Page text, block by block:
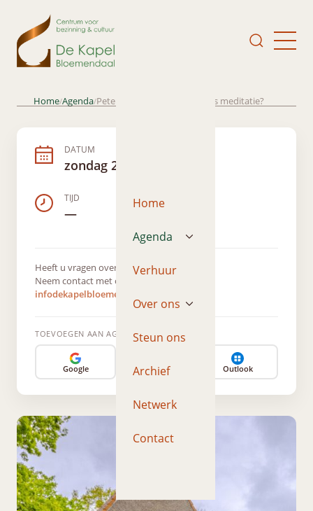
Home
Agenda
Verhuur
Over ons
Steun ons
Archief
Netwerk
Contact
Home/Agenda/Peter van Hooft; lezing Wat is meditatie?
DATUM
zondag 28 april 2019
TIJD
—
Heeft u vragen over dit evenement?
Neem contact met ons op via
infodekapelbloemendaal@gmail.com
TOEVOEGEN AAN AGENDA
Google Apple Outlook